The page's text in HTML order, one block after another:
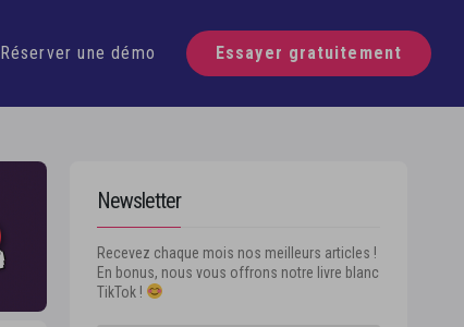
Réserver une démo Essayer gratuitement
Newsletter
Recevez chaque mois nos meilleurs articles !
En bonus, nous vous offrons notre livre blanc
TikTok !